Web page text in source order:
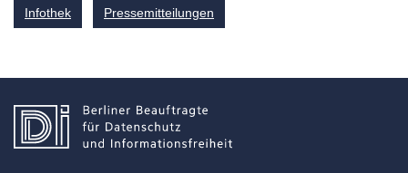
Infothek
Pressemitteilungen